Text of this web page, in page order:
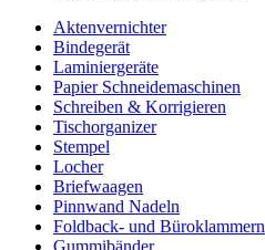
Aktenvernichter
Bindegerät
Laminiergeräte
Papier Schneidemaschinen
Schreiben & Korrigieren
Tischorganizer
Stempel
Locher
Briefwaagen
Pinnwand Nadeln
Foldback- und Büroklammern
Gummibänder